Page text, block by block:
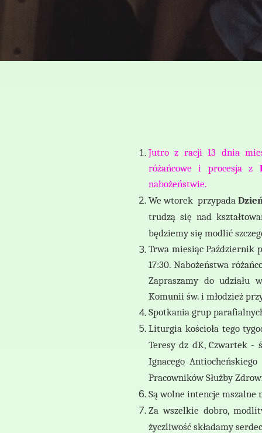
Jutro z racji 13 dnia
różańcowe i procesja z
nabożeństwie.
We wtorek przypada
trudzą się nad
będziemy się modlić
Trwa miesiąc Październik
17:30. Nabożeństwa
Zapraszamy do udziału
Komunii św. i młodzież
Spotkania grup
Liturgia kościoła tego
Teresy dz dK, Czwartek -
Ignacego
Pracowników Służby
Są wolne intencje
Za wszelkie dobro,
życzliwość składamy